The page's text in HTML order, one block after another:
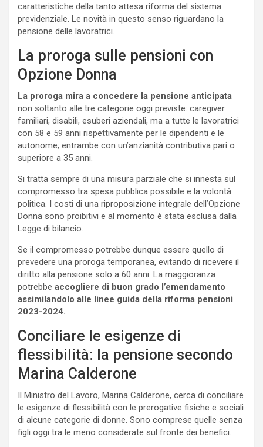
caratteristiche della tanto attesa riforma del sistema
previdenziale. Le novità in questo senso riguardano la
pensione delle lavoratrici.
La proroga sulle pensioni con
Opzione Donna
La proroga mira a concedere la pensione anticipata
non soltanto alle tre categorie oggi previste: caregiver
familiari, disabili, esuberi aziendali, ma a tutte le lavoratrici
con 58 e 59 anni rispettivamente per le dipendenti e le
autonome; entrambe con un’anzianità contributiva pari o
superiore a 35 anni.
Si tratta sempre di una misura parziale che si innesta sul
compromesso tra spesa pubblica possibile e la volontà
politica. I costi di una riproposizione integrale dell’Opzione
Donna sono proibitivi e al momento è stata esclusa dalla
Legge di bilancio.
Se il compromesso potrebbe dunque essere quello di
prevedere una proroga temporanea, evitando di ricevere il
diritto alla pensione solo a 60 anni. La maggioranza
potrebbe accogliere di buon grado l’emendamento
assimilandolo alle linee guida della riforma pensioni
2023-2024.
Conciliare le esigenze di
flessibilità: la pensione secondo
Marina Calderone
Il Ministro del Lavoro, Marina Calderone, cerca di conciliare
le esigenze di flessibilità con le prerogative fisiche e sociali
di alcune categorie di donne. Sono comprese quelle senza
figli oggi tra le meno considerate sul fronte dei benefici.